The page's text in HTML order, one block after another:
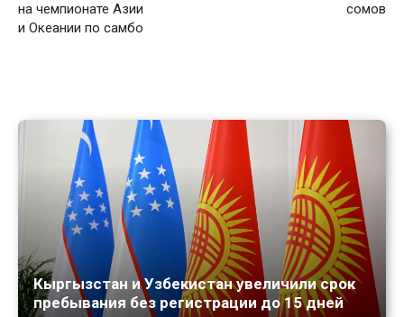
на чемпионате Азии
и Океании по самбо
сомов
Кыргызстан и Узбекистан увеличили срок
пребывания без регистрации до 15 дней